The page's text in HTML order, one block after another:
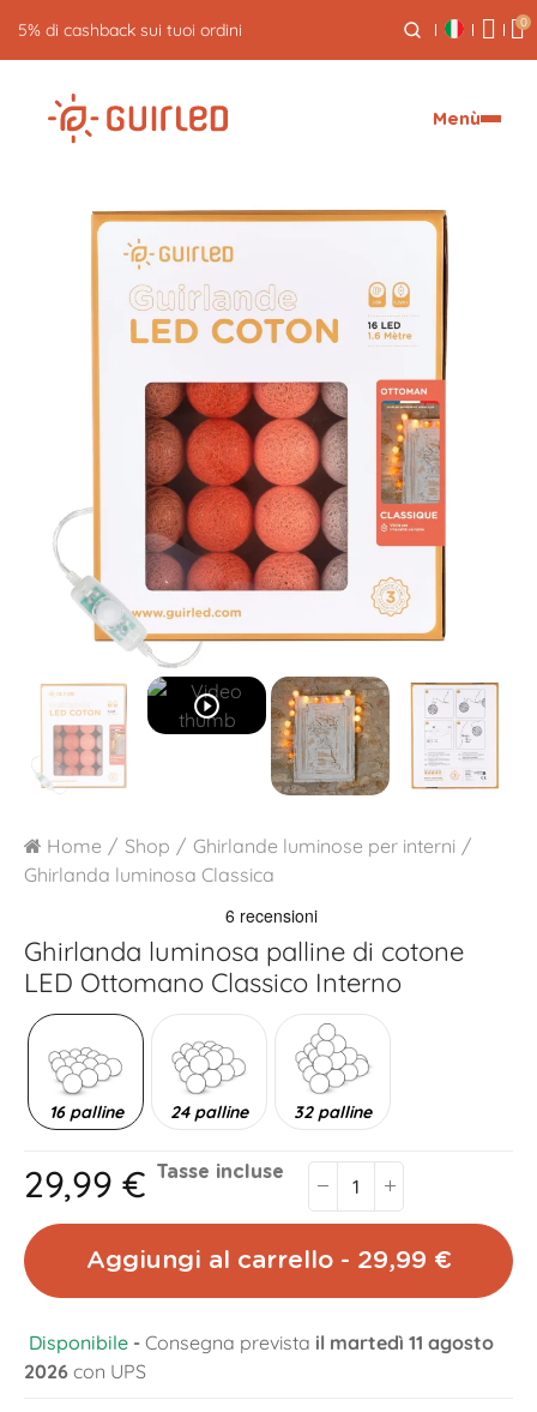
5% di cashback sui tuoi ordini 0
Menù
play_circle_outline
Home Shop
Ghirlande luminose per interni
Ghirlanda luminosa Classica
Ghirlanda luminosa palline di cotone
LED Ottomano Classico Interno
16 palline 24 palline 32 palline
29,99 € Tasse incluse
Aggiungi al carrello - 29,99 €
Disponibile - Consegna prevista il martedì 11 agosto
2026 con UPS